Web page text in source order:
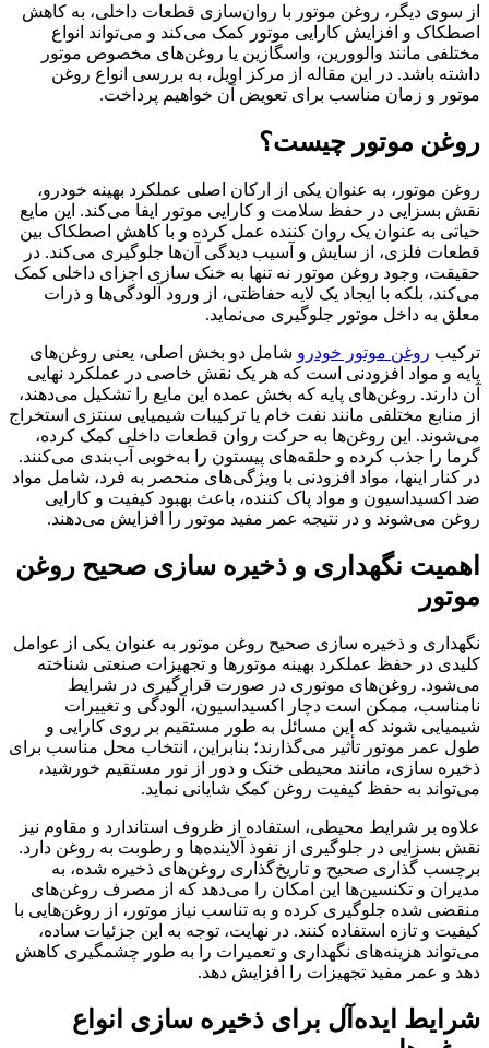
از سوی دیگر، روغن موتور با روان‌سازی قطعات داخلی، به کاهش
اصطکاک و افزایش کارایی موتور کمک می‌کند و می‌تواند انواع
مختلفی مانند والوورین، واسگازین یا روغن‌های مخصوص موتور
داشته باشد. در این مقاله از مرکز اویل، به بررسی انواع روغن
موتور و زمان مناسب برای تعویض آن خواهیم پرداخت.
روغن موتور چیست؟
روغن موتور، به عنوان یکی از ارکان اصلی عملکرد بهینه خودرو،
نقش بسزایی در حفظ سلامت و کارایی موتور ایفا می‌کند. این مایع
حیاتی به عنوان یک روان کننده عمل کرده و با کاهش اصطکاک بین
قطعات فلزی، از سایش و آسیب دیدگی آن‌ها جلوگیری می‌کند. در
حقیقت، وجود روغن موتور نه تنها به خنک سازی اجزای داخلی کمک
می‌کند، بلکه با ایجاد یک لایه حفاظتی، از ورود آلودگی‌ها و ذرات
معلق به داخل موتور جلوگیری می‌نماید.
ترکیب روغن موتور خودرو شامل دو بخش اصلی، یعنی روغن‌های
پایه و مواد افزودنی است که هر یک نقش خاصی در عملکرد نهایی
آن دارند. روغن‌های پایه که بخش عمده این مایع را تشکیل می‌دهند،
از منابع مختلفی مانند نفت خام یا ترکیبات شیمیایی سنتزی استخراج
می‌شوند. این روغن‌ها به حرکت روان قطعات داخلی کمک کرده،
گرما را جذب کرده و حلقه‌های پیستون را به‌خوبی آب‌بندی می‌کنند.
در کنار اینها، مواد افزودنی با ویژگی‌های منحصر به فرد، شامل مواد
ضد اکسیداسیون و مواد پاک کننده، باعث بهبود کیفیت و کارایی
روغن می‌شوند و در نتیجه عمر مفید موتور را افزایش می‌دهند.
اهمیت نگهداری و ذخیره سازی صحیح روغن
موتور
نگهداری و ذخیره سازی صحیح روغن موتور به عنوان یکی از عوامل
کلیدی در حفظ عملکرد بهینه موتورها و تجهیزات صنعتی شناخته
می‌شود. روغن‌های موتوری در صورت قرارگیری در شرایط
نامناسب، ممکن است دچار اکسیداسیون، آلودگی و تغییرات
شیمیایی شوند که این مسائل به طور مستقیم بر روی کارایی و
طول عمر موتور تأثیر می‌گذارند؛ بنابراین، انتخاب محل مناسب برای
ذخیره سازی، مانند محیطی خنک و دور از نور مستقیم خورشید،
می‌تواند به حفظ کیفیت روغن کمک شایانی نماید.
علاوه بر شرایط محیطی، استفاده از ظروف استاندارد و مقاوم نیز
نقش بسزایی در جلوگیری از نفوذ آلاینده‌ها و رطوبت به روغن دارد.
برچسب گذاری صحیح و تاریخ‌گذاری روغن‌های ذخیره شده، به
مدیران و تکنسین‌ها این امکان را می‌دهد که از مصرف روغن‌های
منقضی شده جلوگیری کرده و به تناسب نیاز موتور، از روغن‌هایی با
کیفیت و تازه استفاده کنند. در نهایت، توجه به این جزئیات ساده،
می‌تواند هزینه‌های نگهداری و تعمیرات را به طور چشمگیری کاهش
دهد و عمر مفید تجهیزات را افزایش دهد.
شرایط ایده‌آل برای ذخیره سازی انواع